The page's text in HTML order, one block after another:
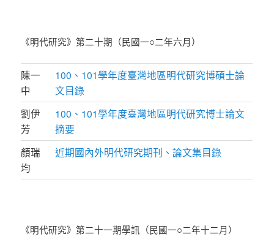
《明代研究》第二十期（民國一○二年六月）
陳一
中
100、101學年度臺灣地區明代研究博碩士論
文目錄
劉伊
芳
100、101學年度臺灣地區明代研究博士論文
摘要
顏瑞
均
近期國內外明代研究期刊、論文集目錄
《明代研究》第二十一期學訊（民國一○二年十二月）